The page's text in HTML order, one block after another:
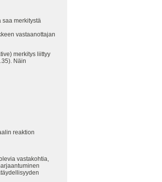
saa merkitystä
vastaanottajan
merkitys liittyy
Näin
reaktion
vastakohtia,